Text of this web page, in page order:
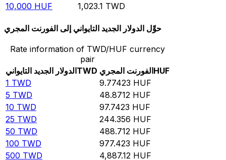
10,000 HUF 1,023.1 TWD
حوِّل الدولار الجديد التايواني إلى الفورنت المجري
Rate information of TWD/HUF currency
pair
الدولار الجديد التايوانيTWD الفورنت المجريHUF
1 TWD 9.77423 HUF
5 TWD 48.8712 HUF
10 TWD 97.7423 HUF
25 TWD 244.356 HUF
50 TWD 488.712 HUF
100 TWD 977.423 HUF
500 TWD 4,887.12 HUF